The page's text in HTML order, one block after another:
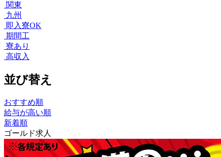
関東
九州
即入寮OK
期間工
寮あり
高収入
並び替え
おすすめ順
給与が高い順
新着順
ゴールド求人